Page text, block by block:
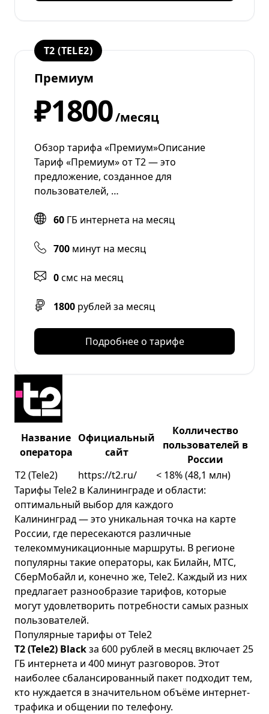
T2 (TELE2)
Премиум
₽1800/месяц
Обзор тарифа «Премиум»Описание
Тариф «Премиум» от Т2 — это
предложение, созданное для
пользователей, …
60 ГБ интернета на месяц
700 минут на месяц
0смс на месяц
1800 рублей за месяц
Подробнее о тарифе
Название
оператора
Официальный
сайт
Колличество
пользователей в
России
T2 (Tele2)
https://t2.ru/
< 18% (48,1 млн)
Тарифы Tele2 в Калининграде и области:
оптимальный выбор для каждого
Калининград — это уникальная точка на карте
России, где пересекаются различные
телекоммуникационные маршруты. В регионе
популярны такие операторы, как Билайн, МТС,
СберМобайл и, конечно же, Tele2. Каждый из них
предлагает разнообразие тарифов, которые
могут удовлетворить потребности самых разных
пользователей.
Популярные тарифы от Tele2
T2 (Tele2) Blackза 600 рублей в месяц включает 25
ГБ интернета и 400 минут разговоров. Этот
наиболее сбалансированный пакет подходит тем,
кто нуждается в значительном объёме интернет-
трафика и общении по телефону.